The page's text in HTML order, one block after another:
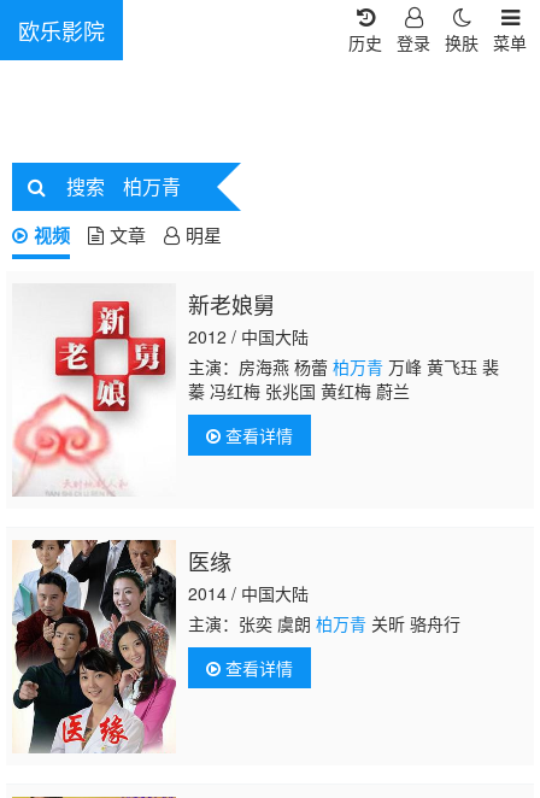
欧乐影院 菜单
换肤
登录
历史
搜索 柏万青
视频 文章 明星
新老娘舅
2012 / 中国大陆
主演：房海燕 杨蕾 柏万青万峰 黄飞珏 裴
蓁 冯红梅 张兆国 黄红梅 蔚兰
查看详情
医缘
2014 / 中国大陆
主演：张奕 虞朗 柏万青关昕 骆舟行
查看详情